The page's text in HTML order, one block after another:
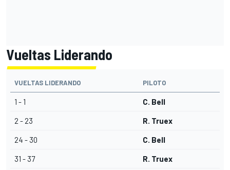
Vueltas Liderando
VUELTAS LIDERANDO PILOTO
1 - 1 C. Bell
2 - 23 R. Truex
24 - 30 C. Bell
31 - 37 R. Truex